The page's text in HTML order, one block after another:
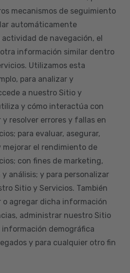
mecanismos de seguimiento
automáticamente
de navegación, el
información similar dentro
Utilizamos esta
para analizar y
a nuestro Sitio y
y cómo interactúa con
resolver errores y fallas en
para evaluar, asegurar,
mejorar el rendimiento de
con fines de marketing,
análisis; y para personalizar
Sitio y Servicios. También
o agregar dicha información
administrar nuestro Sitio
información demográfica
y para cualquier otro fin